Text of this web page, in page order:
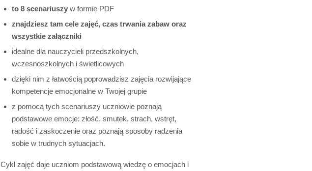
to 8 scenariuszyw formie PDF
znajdziesz tam cele zajęć, czas trwania zabaw oraz
wszystkie załączniki
idealne dla nauczycieli przedszkolnych,
wczesnoszkolnych i świetlicowych
dzięki nim z łatwością poprowadzisz zajęcia rozwijające
kompetencje emocjonalne w Twojej grupie
z pomocą tych scenariuszy uczniowie poznają
podstawowe emocje: złość, smutek, strach, wstręt,
radość i zaskoczenie oraz poznają sposoby radzenia
sobie w trudnych sytuacjach.
Cykl zajęć daje uczniom podstawową wiedzę o emocjach i